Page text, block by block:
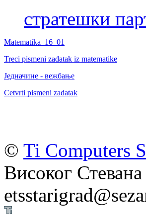
стратешки
Matematika_16_01
Treci pismeni zadatak iz matematike
Jедначине - вежбање
Cetvrti pismeni zadatak
© Ti Computers
Високог